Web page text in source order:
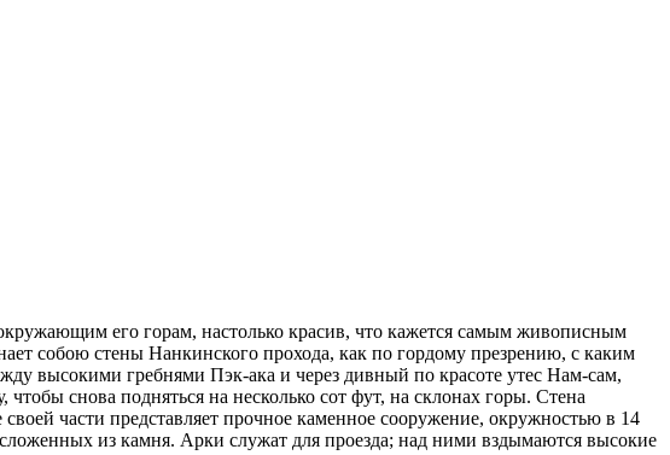
его горам, настолько красив, что кажется самым живописным
собою стены Нанкинского прохода, как по гордому презрению, с каким
высокими гребнями Пэк-ака и через дивный по красоте утес Нам-сам,
снова подняться на несколько сот фут, на склонах горы. Стена
части представляет прочное каменное сооружение, окружностью в 14
из камня. Арки служат для проезда; над ними вздымаются высокие